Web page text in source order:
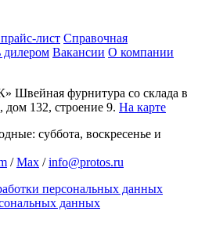
лист Справочная
дилером Вакансии О компании
Швейная фурнитура со склада в
дом 132, строение 9. На карте
суббота, воскресенье и
/Max /info@protos.ru
персональных данных
данных